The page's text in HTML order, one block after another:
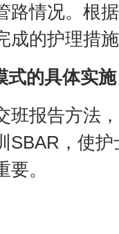
路情况。根
成的护理措施
式的具体实施
班报告方法
SBAR，使
。